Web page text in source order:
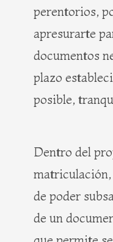
perentorios,
apresurarte
documentos
plazo
posible,
Dentro del
de poder
de un